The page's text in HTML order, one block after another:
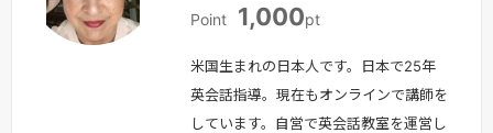
本
Point 1,000pt
米国生まれの日本人です。日本で25年
英会話指導。現在もオンラインで講師を
しています。自営で英会話教室を運営し